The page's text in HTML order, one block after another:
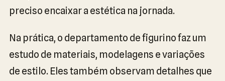
preciso encaixar a estética na jornada.
Na prática, o departamento de figurino faz um
estudo de materiais, modelagens e variações
de estilo. Eles também observam detalhes que